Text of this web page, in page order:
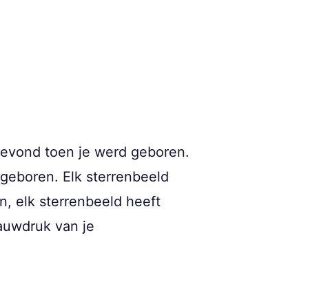
toen je werd geboren.
Elk sterrenbeeld
elk sterrenbeeld heeft
van je